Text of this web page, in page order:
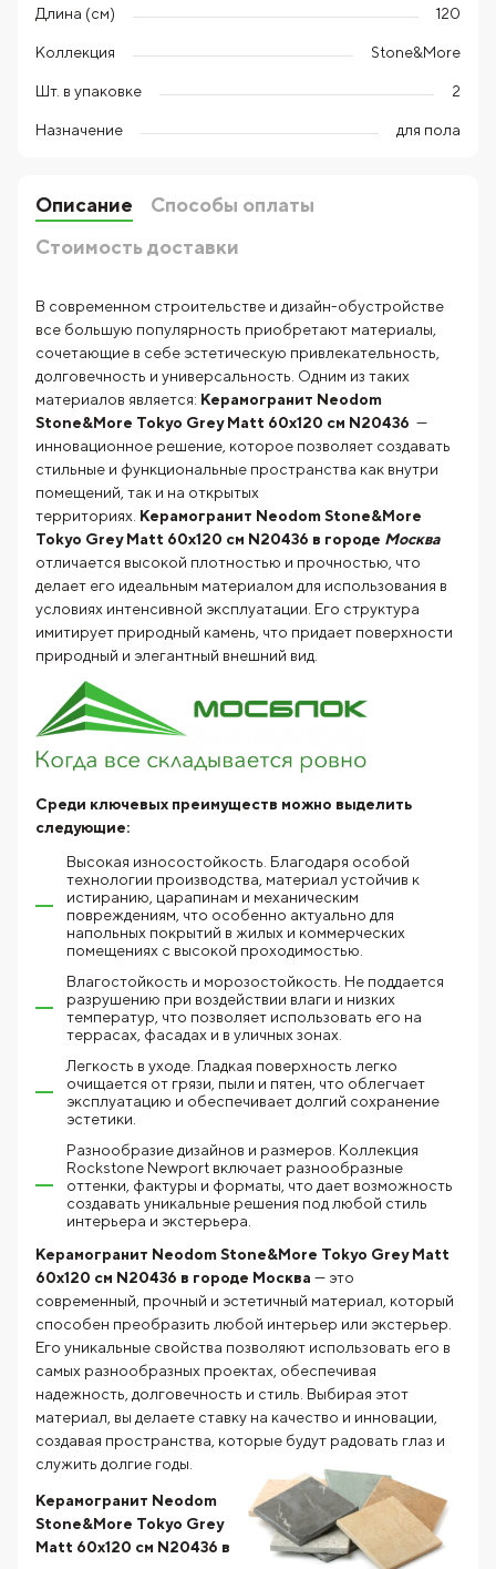
Длина (см) 120
Коллекция Stone&More
Шт. в упаковке 2
Назначение для пола
Описание
Способы оплаты
Стоимость доставки
В современном строительстве и дизайн-обустройстве
все большую популярность приобретают материалы,
сочетающие в себе эстетическую привлекательность,
долговечность и универсальность. Одним из таких
материалов является: Керамогранит Neodom
Stone&More Tokyo Grey Matt 60x120 см N20436 —
инновационное решение, которое позволяет создавать
стильные и функциональные пространства как внутри
помещений, так и на открытых
территориях. Керамогранит Neodom Stone&More
Tokyo Grey Matt 60x120 см N20436 в городе Москва
отличается высокой плотностью и прочностью, что
делает его идеальным материалом для использования в
условиях интенсивной эксплуатации. Его структура
имитирует природный камень, что придает поверхности
природный и элегантный внешний вид.
Среди ключевых преимуществ можно выделить
следующие:
Высокая износостойкость. Благодаря особой
технологии производства, материал устойчив к
истиранию, царапинам и механическим
повреждениям, что особенно актуально для
напольных покрытий в жилых и коммерческих
помещениях с высокой проходимостью.
Влагостойкость и морозостойкость. Не поддается
разрушению при воздействии влаги и низких
температур, что позволяет использовать его на
террасах, фасадах и в уличных зонах.
Легкость в уходе. Гладкая поверхность легко
очищается от грязи, пыли и пятен, что облегчает
эксплуатацию и обеспечивает долгий сохранение
эстетики.
Разнообразие дизайнов и размеров. Коллекция
Rockstone Newport включает разнообразные
оттенки, фактуры и форматы, что дает возможность
создавать уникальные решения под любой стиль
интерьера и экстерьера.
Керамогранит Neodom Stone&More Tokyo Grey Matt
60x120 см N20436 в городе Москва — это
современный, прочный и эстетичный материал, который
способен преобразить любой интерьер или экстерьер.
Его уникальные свойства позволяют использовать его в
самых разнообразных проектах, обеспечивая
надежность, долговечность и стиль. Выбирая этот
материал, вы делаете ставку на качество и инновации,
создавая пространства, которые будут радовать глаз и
служить долгие годы.
Керамогранит Neodom
Stone&More Tokyo Grey
Matt 60x120 см N20436 в